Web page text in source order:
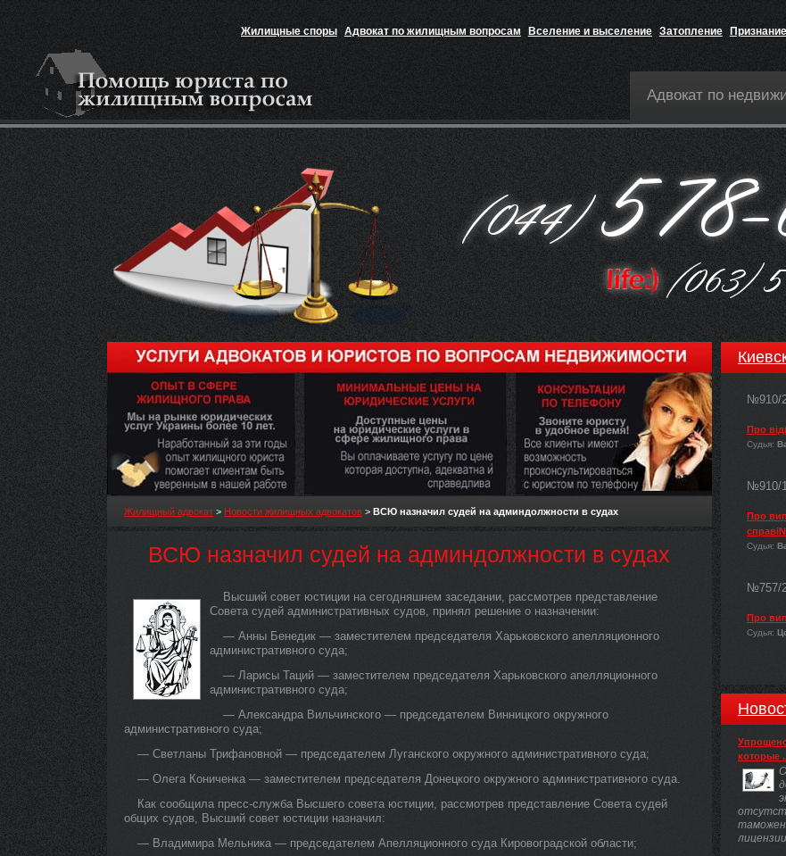
Жилищные споры Адвокат по жилищным вопросам Вселение и выселение Затопление
Адвокат по
Жилищный адвокат > Новости жилищных адвокатов > ВСЮ назначил судей на админдолжности в судах
ВСЮ назначил судей на админдолжности в судах
Высший совет юстиции на сегодняшнем заседании, рассмотрев представление
Совета судей административных судов, принял решение о назначении:
— Анны Бенедик — заместителем председателя Харьковского апелляционного
административного суда;
— Ларисы Таций — заместителем председателя Харьковского апелляционного
административного суда;
— Александра Вильчинского — председателем Винницкого окружного
административного суда;
— Светланы Трифановной — председателем Луганского окружного административного суда;
— Олега Кониченка — заместителем председателя Донецкого окружного административного суда.
Как сообщила пресс-служба Высшего совета юстиции, рассмотрев представление Совета судей
общих судов, Высший совет юстиции назначил:
— Владимира Мельника — председателем Апелляционного суда Кировоградской области;
Про
Судья:
Про
Судья:
Про
Судья:
которые
лицензии.